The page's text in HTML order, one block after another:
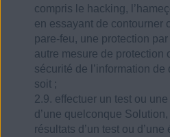
compris le hacking,
en essayant de contourner
pare-feu, une protection
autre mesure de protection
sécurité de l’information
soit ;
2.9. effectuer un test ou
d’une quelconque
résultats d’un test ou